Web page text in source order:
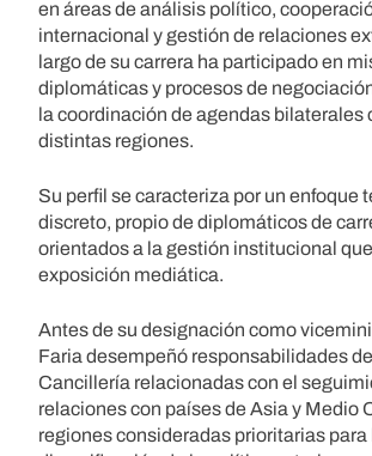
en áreas de análisis político,
internacional y gestión de relaciones
largo de su carrera ha participado en
diplomáticas y procesos de
la coordinación de agendas bilaterales
distintas regiones.
Su perfil se caracteriza por un enfoque
discreto, propio de diplomáticos de
orientados a la gestión institucional
exposición mediática.
Antes de su designación como
Faria desempeñó responsabilidades
Cancillería relacionadas con el
relaciones con países de Asia y Medio
regiones consideradas prioritarias para